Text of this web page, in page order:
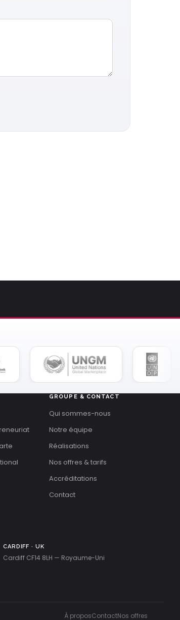
GROUPE & CONTACT
Qui sommes-nous
Notre équipe
Réalisations
Nos offres & tarifs
Accréditations
Contact
CARDIFF · UK
Cardiff CF14 8LH — Royaume-Uni
À proposContactNos offres